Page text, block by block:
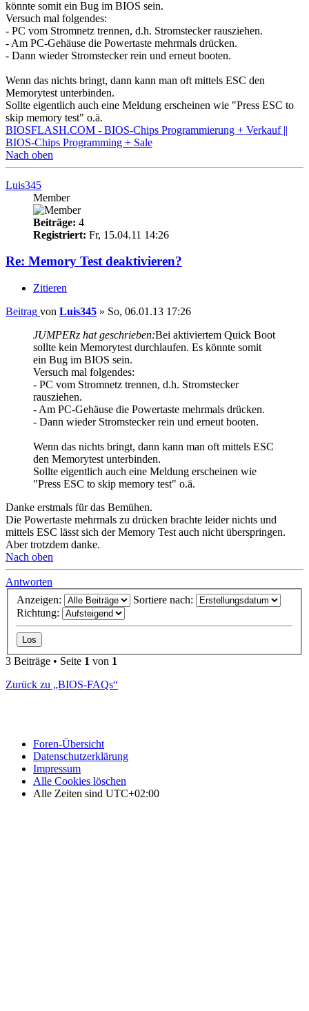
könnte somit ein Bug im BIOS sein.
Versuch mal folgendes:
- PC vom Stromnetz trennen, d.h. Stromstecker rausziehen.
- Am PC-Gehäuse die Powertaste mehrmals drücken.
- Dann wieder Stromstecker rein und erneut booten.
Wenn das nichts bringt, dann kann man oft mittels ESC den
Memorytest unterbinden.
Sollte eigentlich auch eine Meldung erscheinen wie "Press ESC to
skip memory test" o.ä.
BIOSFLASH.COM - BIOS-Chips Programmierung + Verkauf ||
BIOS-Chips Programming + Sale
Nach oben
Luis345
Member
Beiträge: 4
Registriert: Fr, 15.04.11 14:26
Re: Memory Test deaktivieren?
Zitieren
Beitrag von Luis345 » So, 06.01.13 17:26
JUMPERz hat geschrieben:Bei aktiviertem Quick Boot
sollte kein Memorytest durchlaufen. Es könnte somit
ein Bug im BIOS sein.
Versuch mal folgendes:
- PC vom Stromnetz trennen, d.h. Stromstecker
rausziehen.
- Am PC-Gehäuse die Powertaste mehrmals drücken.
- Dann wieder Stromstecker rein und erneut booten.
Wenn das nichts bringt, dann kann man oft mittels ESC
den Memorytest unterbinden.
Sollte eigentlich auch eine Meldung erscheinen wie
"Press ESC to skip memory test" o.ä.
Danke erstmals für das Bemühen.
Die Powertaste mehrmals zu drücken brachte leider nichts und
mittels ESC lässt sich der Memory Test auch nicht überspringen.
Aber trotzdem danke.
Nach oben
Antworten
Anzeigen:
Sortiere nach:
Richtung:
3 Beiträge • Seite 1 von 1
Zurück zu „BIOS-FAQs“
Foren-Übersicht
Datenschutzerklärung
Impressum
Alle Cookies löschen
Alle Zeiten sind UTC+02:00